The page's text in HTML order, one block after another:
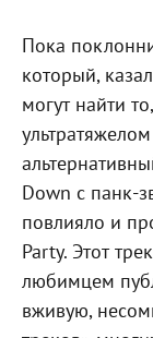
Пока
который,
могут найти
Down с панк-
повлияло и
Party. Этот
любимцем
вживую,